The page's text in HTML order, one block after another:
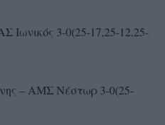
3-0(25-17,25-12,25-
– ΑΜΣ Νέστωρ 3-0(25-